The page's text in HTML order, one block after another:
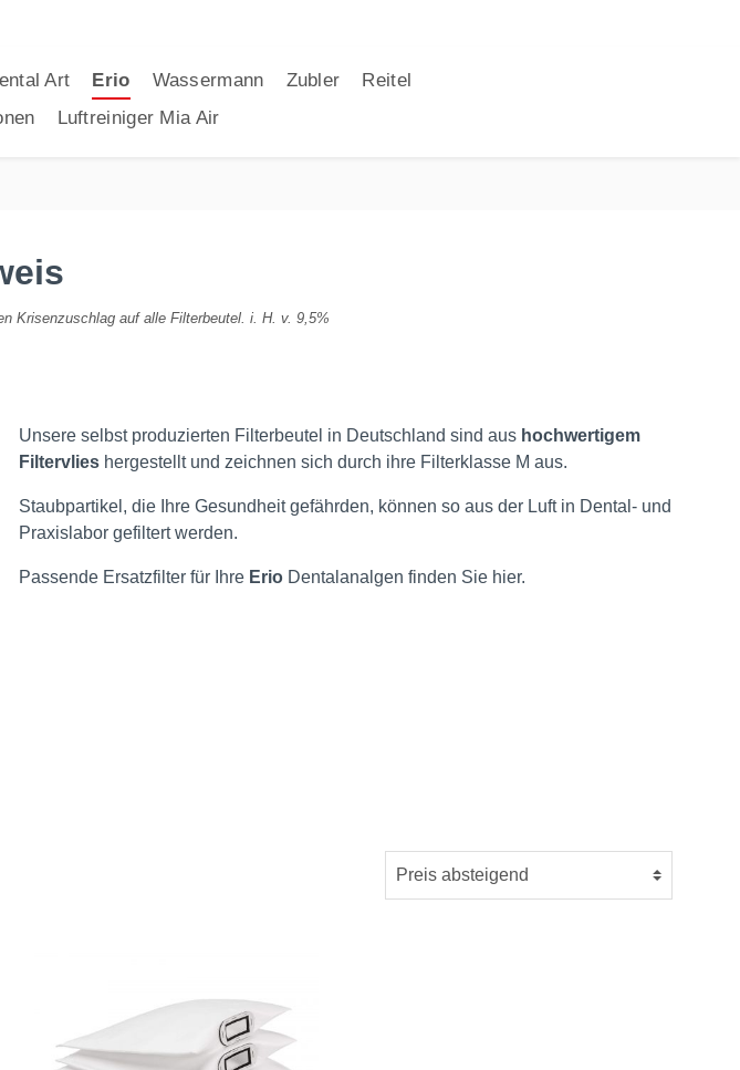
Art Erio Wassermann Zubler
Reitel
Luftreiniger Mia Air
Krisenzuschlag auf alle Filterbeutel. i. H. v. 9,5%
Unsere selbst produzierten Filterbeutel in Deutschland sind aus hochwertigem
Filtervlies hergestellt und zeichnen sich durch ihre Filterklasse M aus.
Staubpartikel, die Ihre Gesundheit gefährden, können so aus der Luft in Dental- und
Praxislabor gefiltert werden.
Passende Ersatzfilter für Ihre Erio Dentalanalgen finden Sie hier.